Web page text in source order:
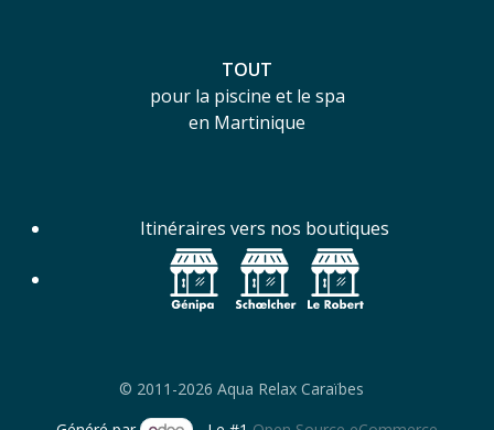
TOUT
pour la piscine et le spa
en Martinique
Itinéraires vers nos boutiques
© 2011-2026 Aqua Relax Caraïbes